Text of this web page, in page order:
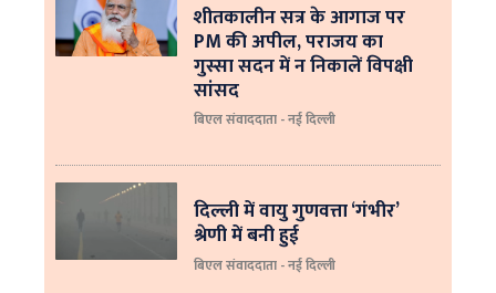
शीतकालीन सत्र के आगाज पर
PM की अपील, पराजय का
गुस्सा सदन में न निकालें विपक्षी
सांसद
बिएल संवाददाता - नई दिल्ली
दिल्ली में वायु गुणवत्ता ‘गंभीर’
श्रेणी में बनी हुई
बिएल संवाददाता - नई दिल्ली